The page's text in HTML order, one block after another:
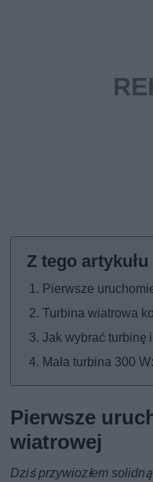
Pierwsze
Turbina wiatrowa
Jak wybrać turbinę
Mała turbina 300
Pierwsze
wiatrowej
Dziś przywiozłem